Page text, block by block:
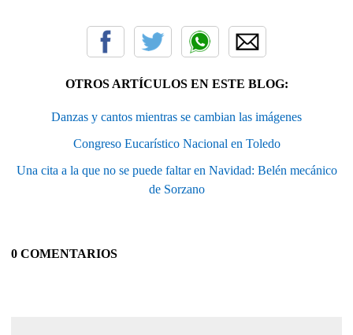
OTROS ARTÍCULOS EN ESTE BLOG:
Danzas y cantos mientras se cambian las imágenes
Congreso Eucarístico Nacional en Toledo
Una cita a la que no se puede faltar en Navidad: Belén mecánico
de Sorzano
0 COMENTARIOS